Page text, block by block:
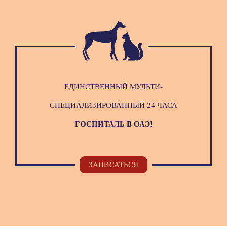
ЕДИНСТВЕННЫЙ МУЛЬТИ-
СПЕЦИАЛИЗИРОВАННЫЙ 24 ЧАСА
ГОСПИТАЛЬ В ОАЭ!
ЗАПИСАТЬСЯ